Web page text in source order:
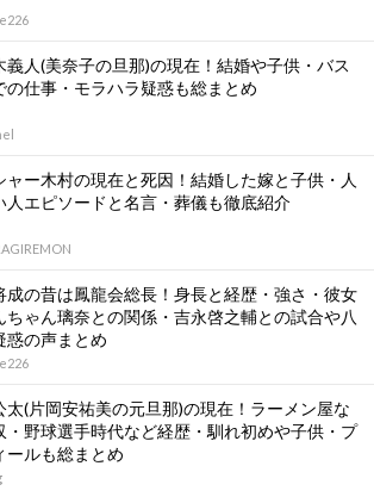
義人(美奈子の旦那)の現在！結婚や子供・バス
の仕事・モラハラ疑惑も総まとめ
ャー木村の現在と死因！結婚した嫁と子供・人
人エピソードと名言・葬儀も徹底紹介
成の昔は鳳龍会総長！身長と経歴・強さ・彼女
ちゃん璃奈との関係・吉永啓之輔との試合や八
惑の声まとめ
太(片岡安祐美の元旦那)の現在！ラーメン屋な
・野球選手時代など経歴・馴れ初めや子供・プ
ールも総まとめ